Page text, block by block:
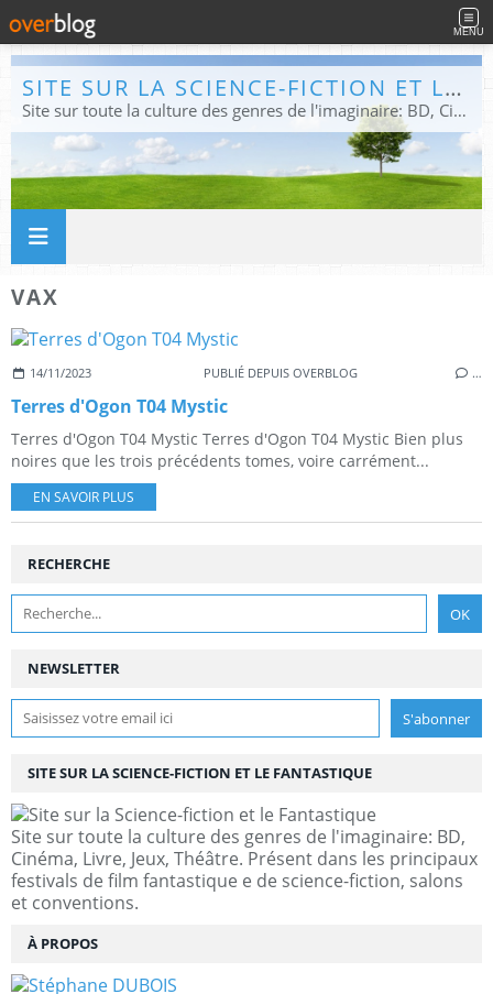
MENU
SITE SUR LA SCIENCE-FICTION ET LE FANTASTIQUE
Site sur toute la culture des genres de l'imaginaire: BD, Cinéma, Livre, Jeux, Théâtre. Présent dans les principaux festivals de film fantastique e de science-fiction, salons et conventions.
VAX
14/11/2023 PUBLIÉ DEPUIS OVERBLOG …
Terres d'Ogon T04 Mystic
Terres d'Ogon T04 Mystic Terres d'Ogon T04 Mystic Bien plus
noires que les trois précédents tomes, voire carrément...
EN SAVOIR PLUS
NEWSLETTER
RECHERCHE
SITE SUR LA SCIENCE-FICTION ET LE FANTASTIQUE
Site sur toute la culture des genres de l'imaginaire: BD,
Cinéma, Livre, Jeux, Théâtre. Présent dans les principaux
festivals de film fantastique e de science-fiction, salons
et conventions.
À PROPOS